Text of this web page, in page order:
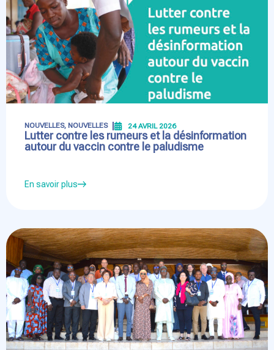
NOUVELLES, NOUVELLES 24 AVRIL 2026
Lutter contre les rumeurs et la désinformation
autour du vaccin contre le paludisme
En savoir plus